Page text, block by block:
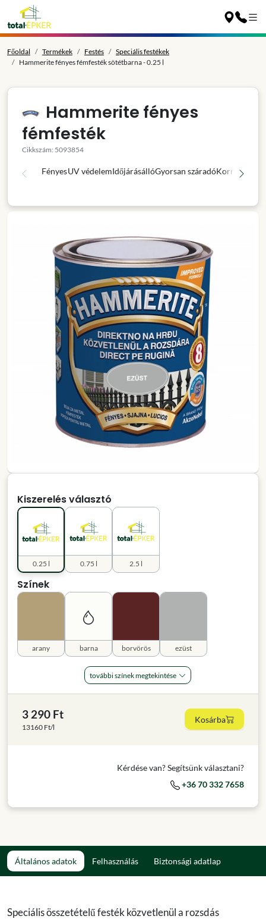
Főoldal Termékek Festés
Speciális festékek
Hammerite fényes fémfesték sötétbarna - 0.25 l
Hammerite fényes
fémfesték
Cikkszám: 5093854
FényesUV védelemIdőjárásállóGyorsan száradó
Kiszerelés választó
0.25 l 0.75 l 2.5 l
Színek
arany barna borvörös ezüst
további színek megtekintése
3 290 Ft
13160 Ft/l
Kosárba
Kérdése van? Segítsünk választani?
+36 70 332 7658
Általános adatok Felhasználás Biztonsági adatlap
Speciális összetételű festék közvetlenül a rozsdás